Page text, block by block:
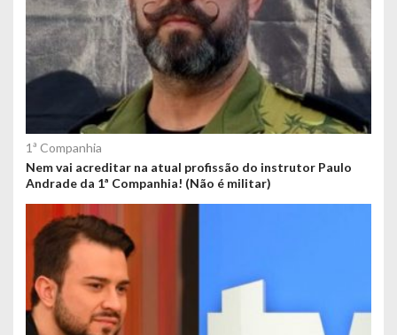
1ª Companhia
Nem vai acreditar na atual profissão do instrutor Paulo
Andrade da 1ª Companhia! (Não é militar)